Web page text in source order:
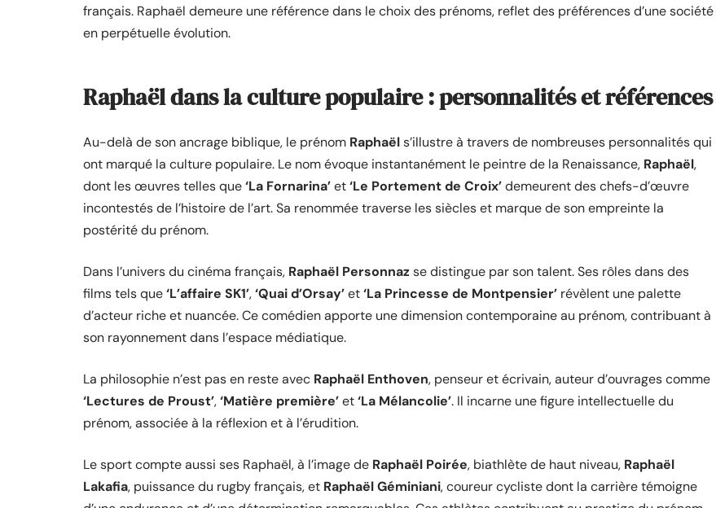
français. Raphaël demeure une référence dans le choix des prénoms, reflet des préférences d’une société
en perpétuelle évolution.
Raphaël dans la culture populaire : personnalités et références
Au-delà de son ancrage biblique, le prénom Raphaëls’illustre à travers de nombreuses personnalités qui
ont marqué la culture populaire. Le nom évoque instantanément le peintre de la Renaissance, Raphaël,
dont les œuvres telles que‘La Fornarina’et‘Le Portement de Croix’demeurent des chefs-d’œuvre
incontestés de l’histoire de l’art. Sa renommée traverse les siècles et marque de son empreinte la
postérité du prénom.
Dans l’univers du cinéma français, Raphaël Personnazse distingue par son talent. Ses rôles dans des
films tels que‘L’affaire SK1’,‘Quai d’Orsay’et‘La Princesse de Montpensier’ révèlent une palette
d’acteur riche et nuancée. Ce comédien apporte une dimension contemporaine au prénom, contribuant à
son rayonnement dans l’espace médiatique.
La philosophie n’est pas en reste avec Raphaël Enthoven, penseur et écrivain, auteur d’ouvrages comme
‘Lectures de Proust’,‘Matière première’et‘La Mélancolie’. Il incarne une figure intellectuelle du
prénom, associée à la réflexion et à l’érudition.
Le sport compte aussi ses Raphaël, à l’image de Raphaël Poirée, biathlète de haut niveau, Raphaël
Lakafia, puissance du rugby français, et Raphaël Géminiani, coureur cycliste dont la carrière témoigne